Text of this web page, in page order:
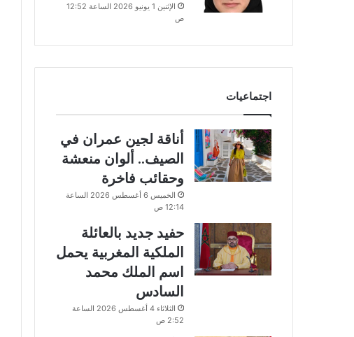
الإثنين 1 يونيو 2026 الساعة 12:52
ص
اجتماعيات
أناقة لجين عمران في
الصيف.. ألوان منعشة
وحقائب فاخرة
الخميس 6 أغسطس 2026 الساعة
12:14 ص
حفيد جديد بالعائلة
الملكية المغربية يحمل
اسم الملك محمد
السادس
الثلاثاء 4 أغسطس 2026 الساعة
2:52 ص